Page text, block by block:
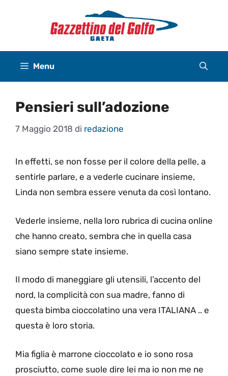
Menu
Pensieri sull’adozione
7 Maggio 2018 di redazione
In effetti, se non fosse per il colore della pelle, a
sentirle parlare, e a vederle cucinare insieme,
Linda non sembra essere venuta da così lontano.
Vederle insieme, nella loro rubrica di cucina online
che hanno creato, sembra che in quella casa
siano sempre state insieme.
Il modo di maneggiare gli utensili, l’accento del
nord, la complicità con sua madre, fanno di
questa bimba cioccolatino una vera ITALIANA .. e
questa è loro storia.
Mia figlia è marrone cioccolato e io sono rosa
prosciutto, come suole dire lei ma io non me ne